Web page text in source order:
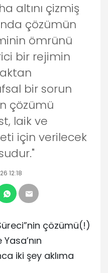
altını çizmiş
çözümün
ömrünü
bir rejimin
bir sorun
çözümü
laik ve
için verilecek
12:18
çözümü(!)
iki şey aklıma